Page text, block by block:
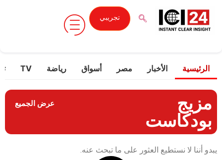
تجريبي
الرئيسية الأخبار مصر أسواق رياضة TV
مزيج
بودكاست
عرض الجميع
يبدو أننا لا نستطيع العثور على ما تبحث عنه.